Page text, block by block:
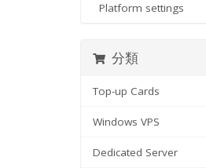
Platform settings
分類
Top-up Cards
Windows VPS
Dedicated Server